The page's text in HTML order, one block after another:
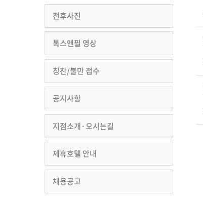
전후사진
톡스앤필 영상
칭찬/불만 접수
공지사항
지점소개·오시는길
제휴호텔 안내
채용공고